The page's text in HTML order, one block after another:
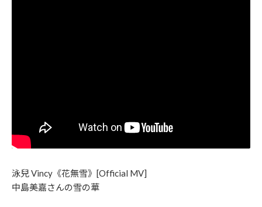
泳兒 Vincy《花無雪》[Official MV]
中島美嘉さんの雪の華